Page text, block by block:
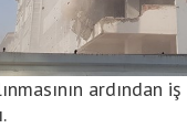
ardından